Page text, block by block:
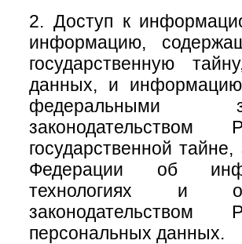
2. Доступ к
информацию,
государственную
данных, и
федеральными
государственной
Федерации об
технологиях и
персональных данных.